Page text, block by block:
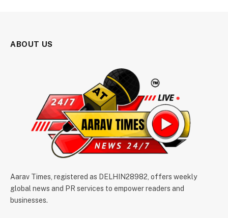
ABOUT US
Aarav Times, registered as DELHIN28982, offers weekly
global news and PR services to empower readers and
businesses.